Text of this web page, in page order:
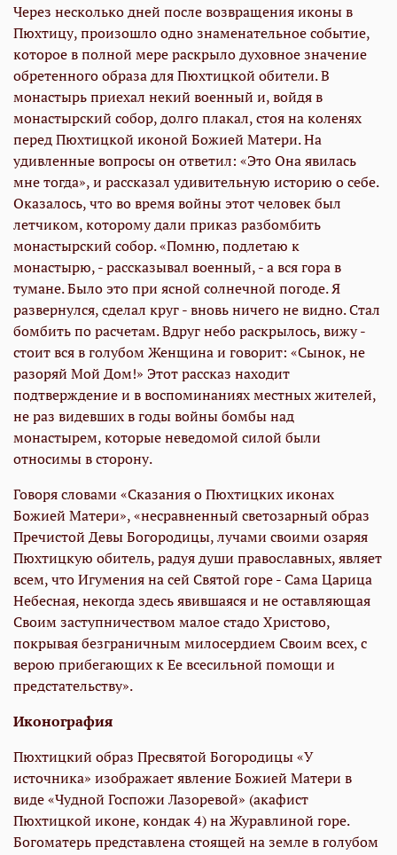
Через несколько дней после возвращения иконы в
Пюхтицу, произошло одно знаменательное событие,
которое в полной мере раскрыло духовное значение
обретенного образа для Пюхтицкой обители. В
монастырь приехал некий военный и, войдя в
монастырский собор, долго плакал, стоя на коленях
перед Пюхтицкой иконой Божией Матери. На
удивленные вопросы он ответил: «Это Она явилась
мне тогда», и рассказал удивительную историю о себе.
Оказалось, что во время войны этот человек был
летчиком, которому дали приказ разбомбить
монастырский собор. «Помню, подлетаю к
монастырю, - рассказывал военный, - а вся гора в
тумане. Было это при ясной солнечной погоде. Я
развернулся, сделал круг - вновь ничего не видно. Стал
бомбить по расчетам. Вдруг небо раскрылось, вижу -
стоит вся в голубом Женщина и говорит: «Сынок, не
разоряй Мой Дом!» Этот рассказ находит
подтверждение и в воспоминаниях местных жителей,
не раз видевших в годы войны бомбы над
монастырем, которые неведомой силой были
относимы в сторону.
Говоря словами «Сказания о Пюхтицких иконах
Божией Матери», «несравненный светозарный образ
Пречистой Девы Богородицы, лучами своими озаряя
Пюхтицкую обитель, радуя души православных, являет
всем, что Игумения на сей Святой горе - Сама Царица
Небесная, некогда здесь явившаяся и не оставляющая
Своим заступничеством малое стадо Христово,
покрывая безграничным милосердием Своим всех, с
верою прибегающих к Ее всесильной помощи и
предстательству».
Иконография
Пюхтицкий образ Пресвятой Богородицы «У
источника» изображает явление Божией Матери в
виде «Чудной Госпожи Лазоревой» (акафист
Пюхтицкой иконе, кондак 4) на Журавлиной горе.
Богоматерь представлена стоящей на земле в голубом